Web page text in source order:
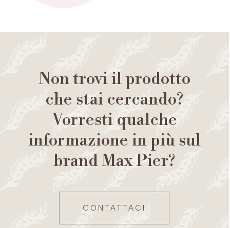
Non trovi il prodotto
che stai cercando?
Vorresti qualche
informazione in più sul
brand Max Pier?
CONTATTACI